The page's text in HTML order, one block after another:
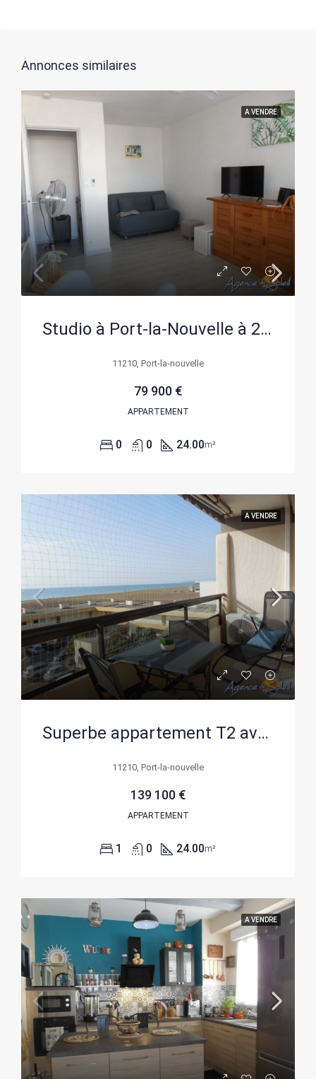
Annonces similaires
A VENDRE
Studio à Port-la-Nouvelle à 200 mètres de la mer, vendu meublé, sans travaux
11210, Port-la-nouvelle
79 900 €
APPARTEMENT
0 0 24.00m²
A VENDRE
Superbe appartement T2 avec terrasse face à la mer à Port-la-Nouvelle
11210, Port-la-nouvelle
139 100 €
APPARTEMENT
1 0 24.00m²
A VENDRE